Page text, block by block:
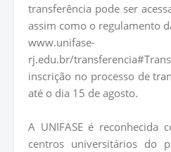
transferência pode ser
assim como o regulamento
www.unifase-
rj.edu.br/
inscrição no processo de
até o dia 15 de agosto.
A UNIFASE é reconhecida
centros universitários do